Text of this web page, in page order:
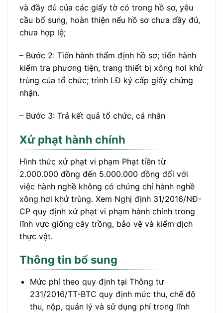
và đầy đủ của các giấy tờ có trong hồ sơ, yêu
cầu bổ sung, hoàn thiện nếu hồ sơ chưa đầy đủ,
chưa hợp lệ;
– Bước 2: Tiến hành thẩm định hồ sơ; tiến hành
kiểm tra phương tiện, trang thiết bị xông hơi khử
trùng của tổ chức; trình LĐ ký cấp giấy chứng
nhận.
– Bước 3: Trả kết quả tổ chức, cá nhân
Xử phạt hành chính
Hình thức xử phạt vi phạm Phạt tiền từ
2.000.000 đồng đến 5.000.000 đồng đối với
việc hành nghề không có chứng chỉ hành nghề
xông hơi khử trùng. Xem Nghị định 31/2016/NĐ-
CP quy định xử phạt vi phạm hành chính trong
lĩnh vực giống cây trồng, bảo vệ và kiểm dịch
thực vật.
Thông tin bổ sung
Mức phí theo quy định tại Thông tư
231/2016/TT-BTC quy định mức thu, chế độ
thu, nộp, quản lý và sử dụng phí trong lĩnh